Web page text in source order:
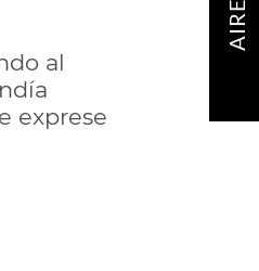
al
exprese
AIRE